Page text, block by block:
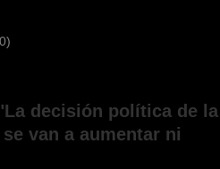
decisión política de la
van a aumentar ni